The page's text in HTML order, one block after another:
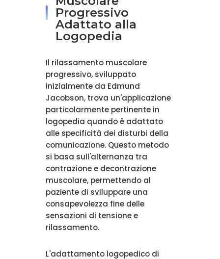
Progressivo
Adattato alla
Logopedia
Il rilassamento muscolare
progressivo, sviluppato
inizialmente da Edmund
Jacobson, trova un'applicazione
particolarmente pertinente in
logopedia quando è adattato
alle specificità dei disturbi della
comunicazione. Questo metodo
si basa sull'alternanza tra
contrazione e decontrazione
muscolare, permettendo al
paziente di sviluppare una
consapevolezza fine delle
sensazioni di tensione e
rilassamento.
L'adattamento logopedico di